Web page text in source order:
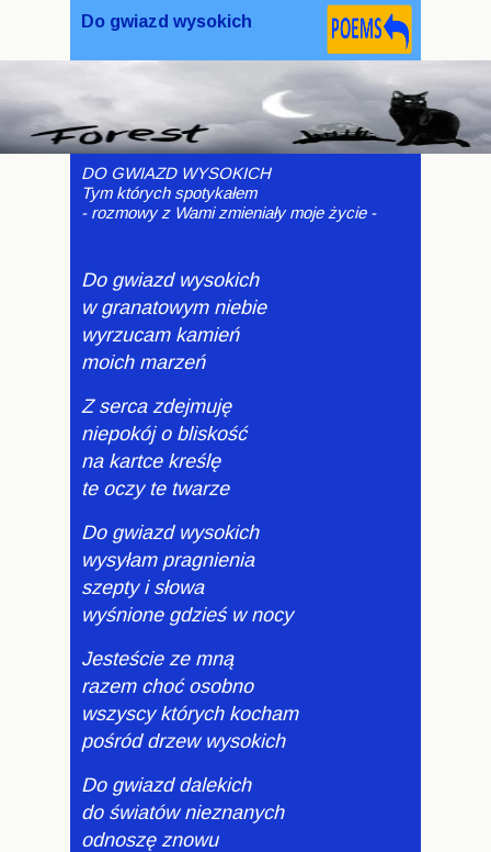
Do gwiazd wysokich
DO GWIAZD WYSOKICH
Tym których spotykałem
- rozmowy z Wami zmieniały moje życie -
Do gwiazd wysokich
w granatowym niebie
wyrzucam kamień
moich marzeń
Z serca zdejmuję
niepokój o bliskość
na kartce kreślę
te oczy te twarze
Do gwiazd wysokich
wysyłam pragnienia
szepty i słowa
wyśnione gdzieś w nocy
Jesteście ze mną
razem choć osobno
wszyscy których kocham
pośród drzew wysokich
Do gwiazd dalekich
do światów nieznanych
odnoszę znowu